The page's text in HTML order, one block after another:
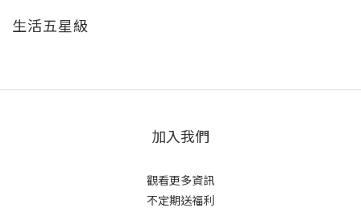
生活五星級
加入我們
觀看更多資訊
不定期送福利